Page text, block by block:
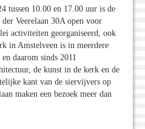
tussen 10.00 en 17.00 uur is de
Veerelaan 30A open voor
activiteiten georganiseerd, ook
in Amstelveen is in meerdere
daarom sinds 2011
de kunst in de kerk en de
kant van de siervijvers op
maken een bezoek meer dan